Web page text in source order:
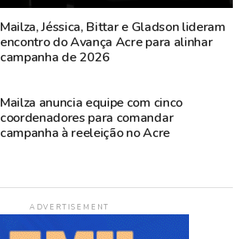
Mailza, Jéssica, Bittar e Gladson lideram
encontro do Avança Acre para alinhar
campanha de 2026
Mailza anuncia equipe com cinco
coordenadores para comandar
campanha à reeleição no Acre
ADVERTISEMENT